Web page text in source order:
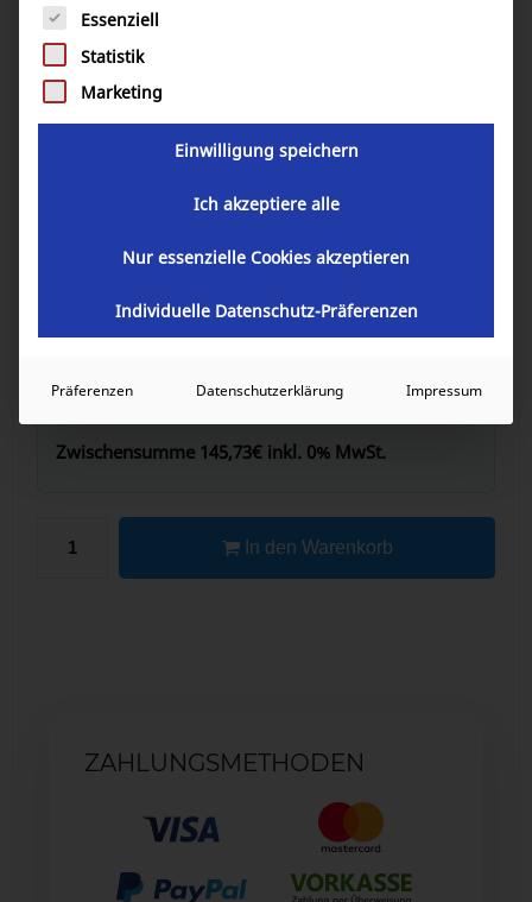
145,73€
173,42€
GARANTIE
Zwischensumme 145,73€ inkl. 0% MwSt.
In den Warenkorb
ZAHLUNGSMETHODEN
Es folgt eine Liste der Service-Gruppen, für die eine
Essenziell
Statistik
Marketing
Einwilligung speichern
Ich akzeptiere alle
Nur essenzielle Cookies akzeptieren
Individuelle Datenschutz-Präferenzen
Präferenzen Datenschutzerklärung Impressum